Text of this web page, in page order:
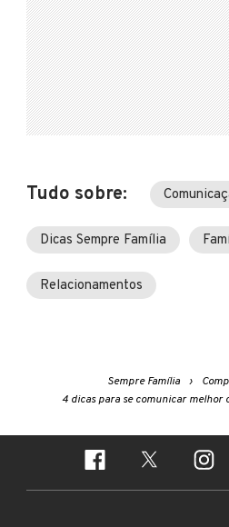
Tudo sobre:
Dicas Sempre Família
Relacionamentos
Sempre Família
4 dicas para se comunicar melhor